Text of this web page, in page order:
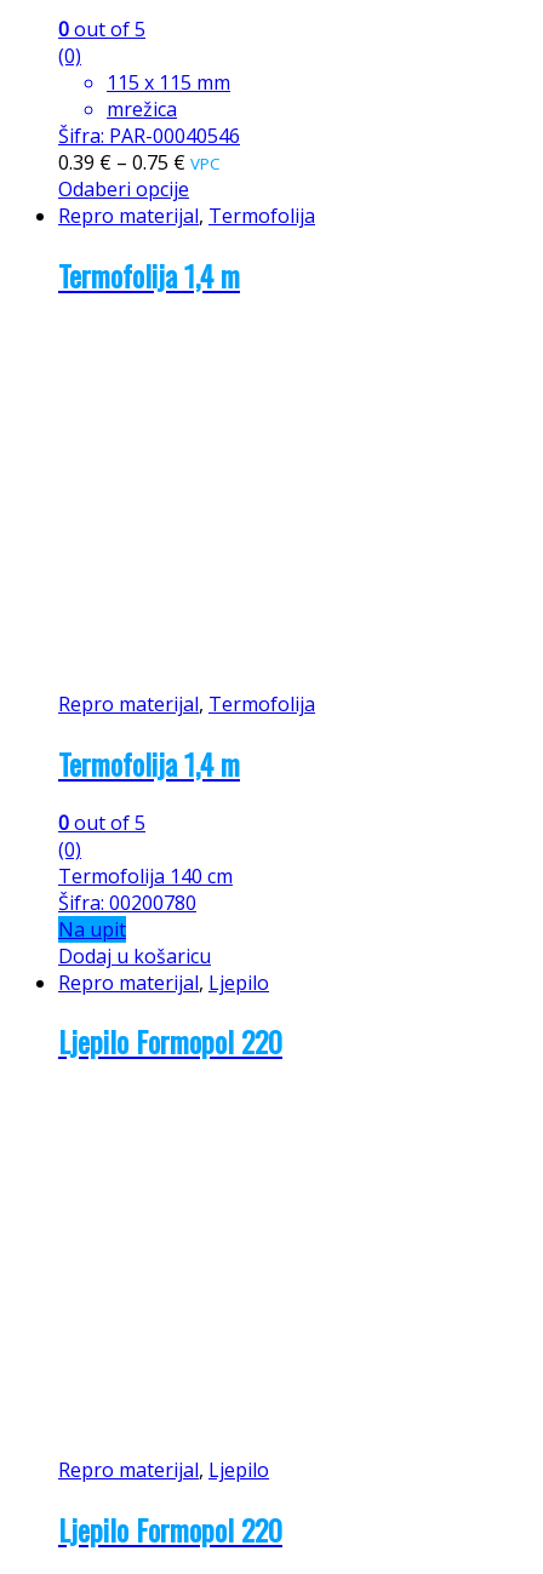
0out of 5
(0)
115 x 115 mm
mrežica
Šifra: PAR-00040546
0.39 € – 0.75 € VPC
Odaberi opcije
Repro materijal, Termofolija
Termofolija 1,4 m
Repro materijal, Termofolija
Termofolija 1,4 m
0out of 5
(0)
Termofolija 140 cm
Šifra: 00200780
Na upit
Dodaj u košaricu
Repro materijal, Ljepilo
Ljepilo Formopol 220
Repro materijal, Ljepilo
Ljepilo Formopol 220